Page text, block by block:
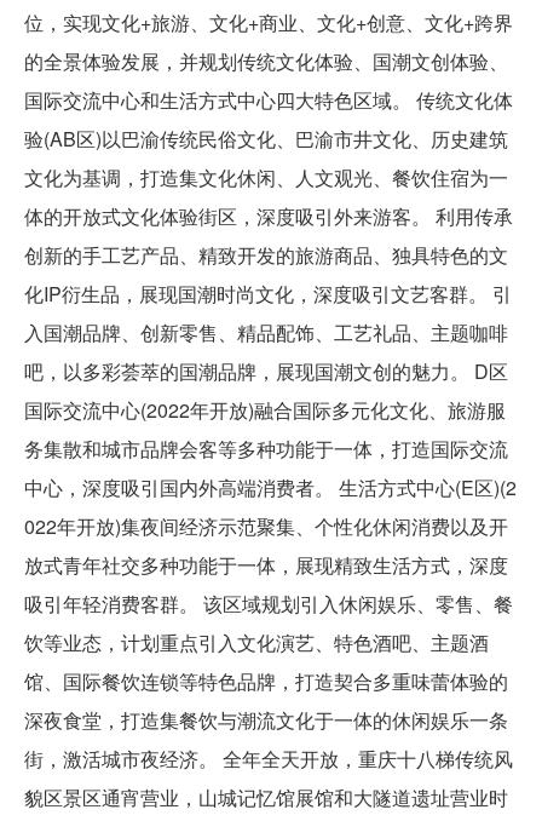
位，实现文化+旅游、文化+商业、文化+创意、文化+跨界
的全景体验发展，并规划传统文化体验、国潮文创体验、
国际交流中心和生活方式中心四大特色区域。 传统文化体
验(AB区)以巴渝传统民俗文化、巴渝市井文化、历史建筑
文化为基调，打造集文化休闲、人文观光、餐饮住宿为一
体的开放式文化体验街区，深度吸引外来游客。 利用传承
创新的手工艺产品、精致开发的旅游商品、独具特色的文
化IP衍生品，展现国潮时尚文化，深度吸引文艺客群。 引
入国潮品牌、创新零售、精品配饰、工艺礼品、主题咖啡
吧，以多彩荟萃的国潮品牌，展现国潮文创的魅力。 D区
国际交流中心(2022年开放)融合国际多元化文化、旅游服
务集散和城市品牌会客等多种功能于一体，打造国际交流
中心，深度吸引国内外高端消费者。 生活方式中心(E区)(2
022年开放)集夜间经济示范聚集、个性化休闲消费以及开
放式青年社交多种功能于一体，展现精致生活方式，深度
吸引年轻消费客群。 该区域规划引入休闲娱乐、零售、餐
饮等业态，计划重点引入文化演艺、特色酒吧、主题酒
馆、国际餐饮连锁等特色品牌，打造契合多重味蕾体验的
深夜食堂，打造集餐饮与潮流文化于一体的休闲娱乐一条
街，激活城市夜经济。 全年全天开放，重庆十八梯传统风
貌区景区通宵营业，山城记忆馆展馆和大隧道遗址营业时